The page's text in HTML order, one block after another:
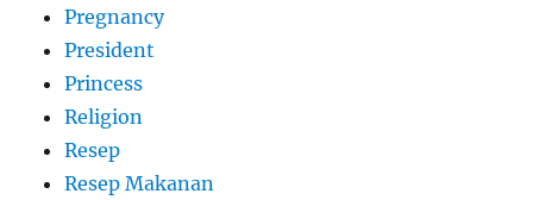
Pregnancy
President
Princess
Religion
Resep
Resep Makanan